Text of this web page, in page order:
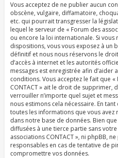
Vous acceptez de ne publier aucun
obscène, vulgaire, diffamatoire,
etc. qui pourrait transgresser la
lequel le serveur de « Forum des
ou encore la loi internationale. Si vous
dispositions, vous vous exposez à un
définitif et nous nous réservons le
d’accès à internet et les autorités
messages est enregistrée afin d’aider
conditions. Vous acceptez le fait que
CONTACT » ait le droit de supprimer,
verrouiller n’importe quel sujet et
nous estimons cela nécessaire. En
toutes les informations que vous avez
dans notre base de données. Bien
diffusées à une tierce partie sans
associations CONTACT », ni phpBB,
responsables en cas de tentative de
compromettre vos données.